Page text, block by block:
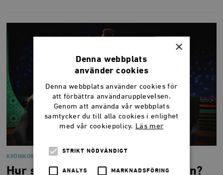
KRÖNIKOR
Hur skulle Kafka pitcha Processen?
×
Denna webbplats
använder cookies
Denna webbplats använder cookies för
att förbättra användarupplevelsen.
Genom att använda vår webbplats
samtycker du till alla cookies i enlighet
med vår cookiepolicy. Läs mer
STRIKT NÖDVÄNDIGT
ANALYS MARKNADSFÖRING